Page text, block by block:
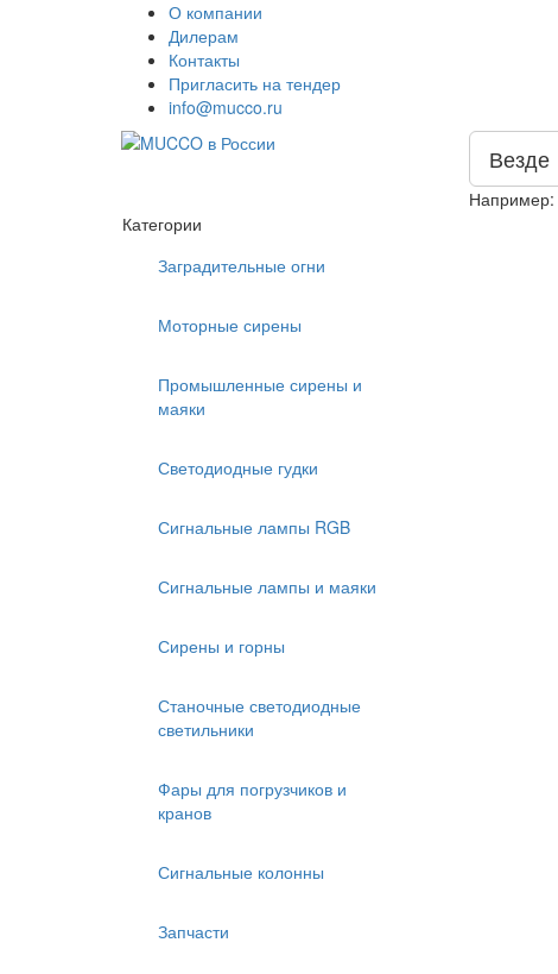
О компании
Дилерам
Контакты
Пригласить на тендер
info@mucco.ru
Везде
Например:
Категории
Заградительные огни
Моторные сирены
Промышленные сирены и
маяки
Светодиодные гудки
Сигнальные лампы RGB
Сигнальные лампы и маяки
Сирены и горны
Станочные светодиодные
светильники
Фары для погрузчиков и
кранов
Сигнальные колонны
Запчасти